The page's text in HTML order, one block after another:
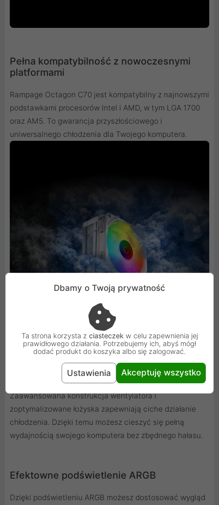
Pełna kompatybilność z nowoczesnymi
platformami
Rampage Octagon C70 jest kompatybilny z najnowszymi
podstawkami procesorów Intel i AMD, w tym LGA 1700
oraz AM5. To gwarancja przyszłościowego i
uniwersalnego chłodzenia dla Twojego komputera.
Cicha praca nawet pod obciążeniem
Zaawansowana konstrukcja wentylatora i
zoptymalizowane łożyska zapewniają ciche działanie
chłodzenia. Dzięki temu możesz cieszyć się pełną
wydajnością swojego komputera bez zbędnego hałasu.
Efektowne podświetlenie ARGB
Dzięki podświetleniu ARGB możesz dostosować wygląd
Dbamy o Twoją prywatność
Ta strona korzysta z ciasteczek w celu zapewnienia jej
prawidłowego działania. Potrzebujemy ich, abyś mógł
dodać produkt do koszyka albo się zalogować.
Ustawienia Akceptuję wszystko